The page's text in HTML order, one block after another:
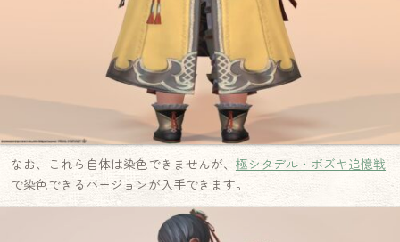
なお、これら自体は染色できませんが、 極シタデル・ボズヤ追憶戦
で染色できるバージョンが入手できます。